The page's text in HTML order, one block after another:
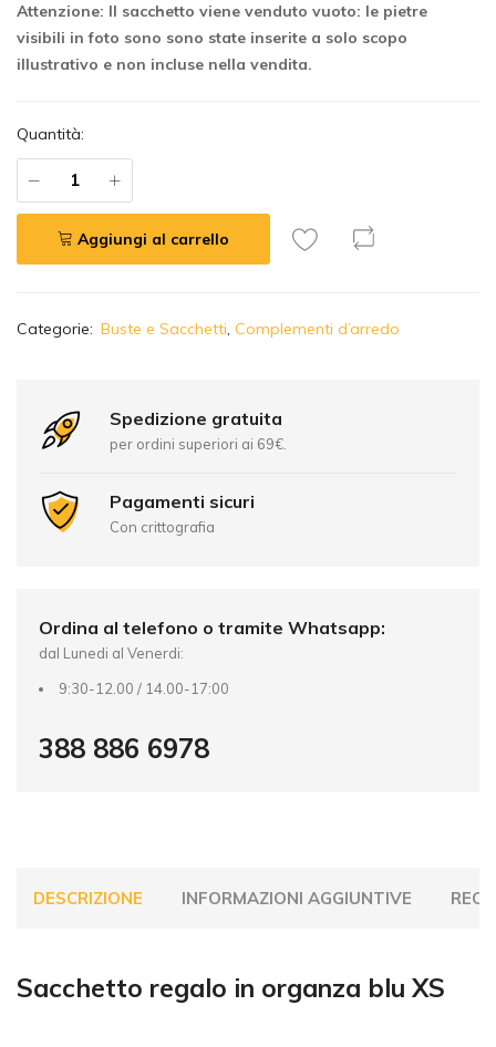
Attenzione: Il sacchetto viene venduto vuoto: le pietre
visibili in foto sono sono state inserite a solo scopo
illustrativo e non incluse nella vendita.
Quantità:
Aggiungi al carrello
lCategorie: Buste e Sacchetti, Complementi d’arredo
Spedizione gratuita
per ordini superiori ai 69€.
Pagamenti sicuri
Con crittografia
Ordina al telefono o tramite Whatsapp:
dal Lunedi al Venerdi:
9:30-12.00 / 14.00-17:00
388 886 6978
DESCRIZIONE INFORMAZIONI AGGIUNTIVE
Sacchetto regalo in organza blu XS